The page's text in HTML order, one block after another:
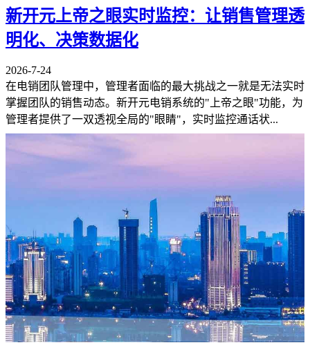
新开元上帝之眼实时监控：让销售管理透
明化、决策数据化
2026-7-24
在电销团队管理中，管理者面临的最大挑战之一就是无法实时
掌握团队的销售动态。新开元电销系统的"上帝之眼"功能，为
管理者提供了一双透视全局的"眼睛"，实时监控通话状...